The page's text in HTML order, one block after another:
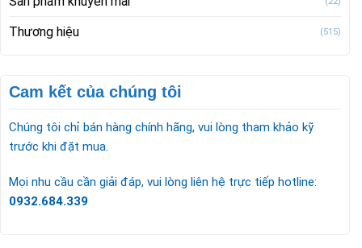
Thương hiệu (515)
Cam kết của chúng tôi
Chúng tôi chỉ bán hàng chính hãng, vui lòng tham khảo kỹ
trước khi đặt mua.
Mọi nhu cầu cần giải đáp, vui lòng liên hệ trực tiếp hotline:
0932.684.339